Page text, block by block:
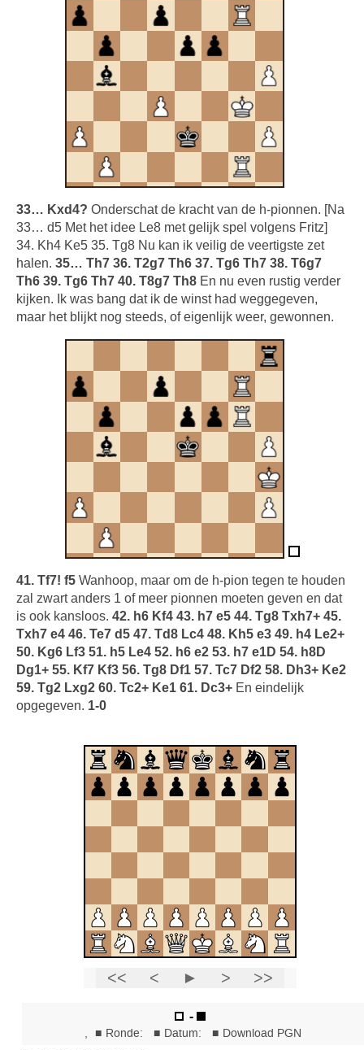
33… Kxd4? Onderschat de kracht van de h-pionnen. [Na
33… d5 Met het idee Le8 met gelijk spel volgens Fritz]
34. Kh4 Ke5 35. Tg8 Nu kan ik veilig de veertigste zet
halen. 35… Th7 36. T2g7 Th6 37. Tg6 Th7 38. T6g7
Th6 39. Tg6 Th7 40. T8g7 Th8 En nu even rustig verder
kijken. Ik was bang dat ik de winst had weggegeven,
maar het blijkt nog steeds, of eigenlijk weer, gewonnen.
41. Tf7! f5 Wanhoop, maar om de h-pion tegen te houden
zal zwart anders 1 of meer pionnen moeten geven en dat
is ook kansloos. 42. h6 Kf4 43. h7 e5 44. Tg8 Txh7+ 45.
Txh7 e4 46. Te7 d5 47. Td8 Lc4 48. Kh5 e3 49. h4 Le2+
50. Kg6 Lf3 51. h5 Le4 52. h6 e2 53. h7 e1D 54. h8D
Dg1+ 55. Kf7 Kf3 56. Tg8 Df1 57. Tc7 Df2 58. Dh3+ Ke2
59. Tg2 Lxg2 60. Tc2+ Ke1 61. Dc3+ En eindelijk
opgegeven. 1-0